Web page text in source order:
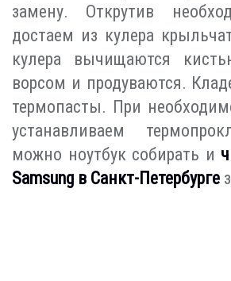
замену. Открутив
достаем из кулера
кулера вычищаются
ворсом и продуваются.
термопасты. При
устанавливаем
можно ноутбук собирать и
Samsung в Санкт-Петербурге